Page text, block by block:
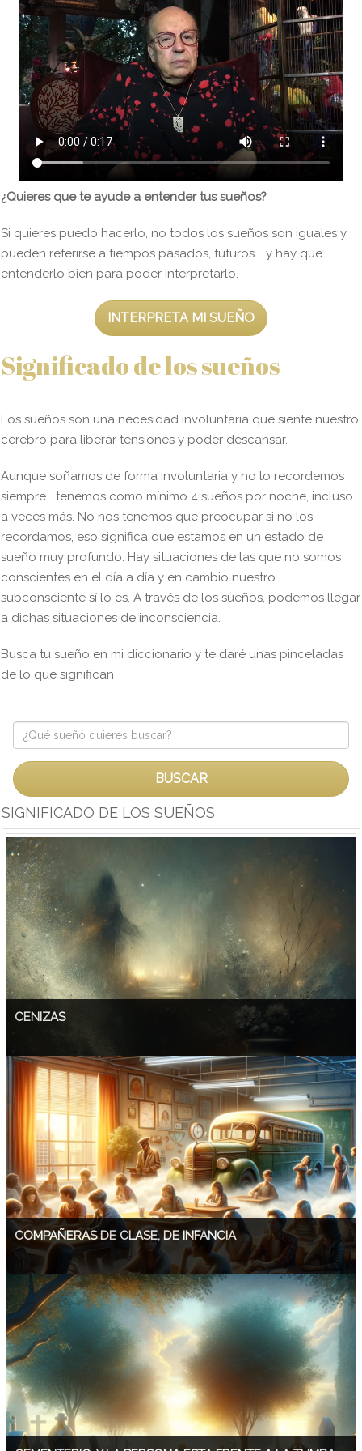
¿Quieres que te ayude a entender tus sueños?
Si quieres puedo hacerlo, no todos los sueños son iguales y
pueden referirse a tiempos pasados, futuros.....y hay que
entenderlo bien para poder interpretarlo.
INTERPRETA MI SUEÑO
Significado de los sueños
Los sueños son una necesidad involuntaria que siente nuestro
cerebro para liberar tensiones y poder descansar.
Aunque soñamos de forma involuntaria y no lo recordemos
siempre....tenemos como mínimo 4 sueños por noche, incluso
a veces más. No nos tenemos que preocupar si no los
recordamos, eso significa que estamos en un estado de
sueño muy profundo. Hay situaciones de las que no somos
conscientes en el día a día y en cambio nuestro
subconsciente sí lo es. A través de los sueños, podemos llegar
a dichas situaciones de inconsciencia.
Busca tu sueño en mi diccionario y te daré unas pinceladas
de lo que significan
BUSCAR
SIGNIFICADO DE LOS SUEÑOS
CENIZAS
COMPAÑERAS DE CLASE, DE INFANCIA